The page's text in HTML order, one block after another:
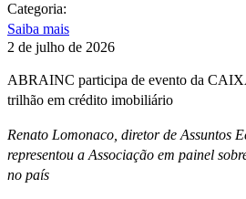
Categoria:
Saiba mais
2 de julho de 2026
ABRAINC participa de evento da
trilhão em crédito imobiliário
Renato Lomonaco, diretor de Assuntos
representou a Associação em painel
no país